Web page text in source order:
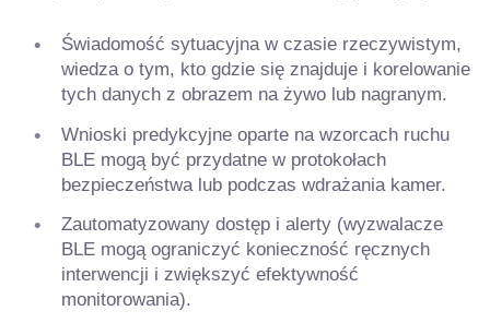
Świadomość sytuacyjna w czasie rzeczywistym,
wiedza o tym, kto gdzie się znajduje i korelowanie
tych danych z obrazem na żywo lub nagranym.
Wnioski predykcyjne oparte na wzorcach ruchu
BLE mogą być przydatne w protokołach
bezpieczeństwa lub podczas wdrażania kamer.
Zautomatyzowany dostęp i alerty (wyzwalacze
BLE mogą ograniczyć konieczność ręcznych
interwencji i zwiększyć efektywność
monitorowania).